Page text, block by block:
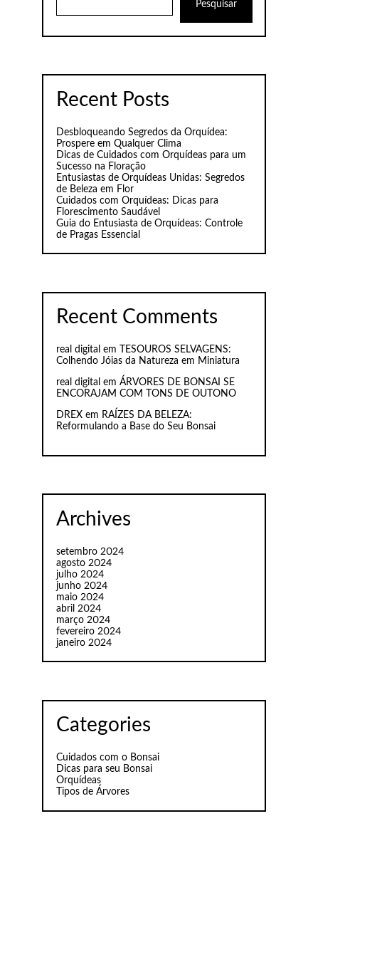
Pesquisar
Recent Posts
Desbloqueando Segredos da Orquídea:
Prospere em Qualquer Clima
Dicas de Cuidados com Orquídeas para um
Sucesso na Floração
Entusiastas de Orquídeas Unidas: Segredos
de Beleza em Flor
Cuidados com Orquídeas: Dicas para
Florescimento Saudável
Guia do Entusiasta de Orquídeas: Controle
de Pragas Essencial
Recent Comments
real digital em
TESOUROS SELVAGENS:
Colhendo Jóias da Natureza em Miniatura
real digital em ÁRVORES DE BONSAI SE
ENCORAJAM COM TONS DE OUTONO
DREXem RAÍZES DA BELEZA:
Reformulando a Base do Seu Bonsai
Archives
setembro 2024
agosto 2024
julho 2024
junho 2024
maio 2024
abril 2024
março 2024
fevereiro 2024
janeiro 2024
Categories
Cuidados com o Bonsai
Dicas para seu Bonsai
Orquídeas
Tipos de Árvores